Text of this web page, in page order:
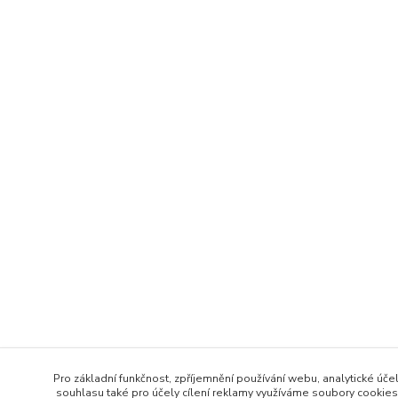
Pro základní funkčnost, zpříjemnění používání webu, analytické
souhlasu také pro účely cílení reklamy využíváme soubory